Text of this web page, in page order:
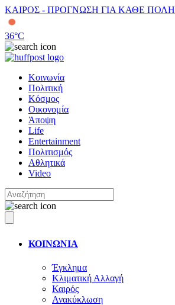
ΚΑΙΡΟΣ - ΠΡΟΓΝΩΣΗ ΓΙΑ ΚΑΘΕ ΠΟΛΗ
36°C
Κοινωνία
Πολιτική
Κόσμος
Οικονομία
Άποψη
Life
Entertainment
Πολιτισμός
Αθλητικά
Video
ΚΟΙΝΩΝΙΑ
Έγκλημα
Κλιματική Αλλαγή
Καιρός
Ανακύκλωση